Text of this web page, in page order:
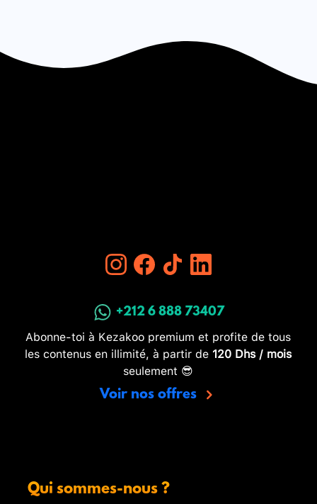
+212 6 888 73407
Abonne-toi à Kezakoo premium et profite de tous
les contenus en illimité, à partir de 120 Dhs / mois
seulement 😎
Voir nos offres
Qui sommes-nous ?